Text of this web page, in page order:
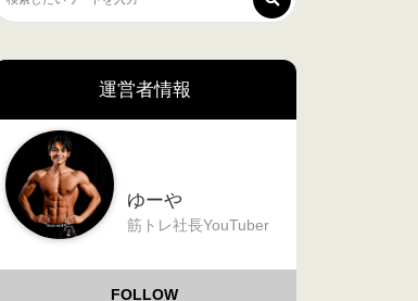
運営者情報
ゆーや
筋トレ社長YouTuber
FOLLOW